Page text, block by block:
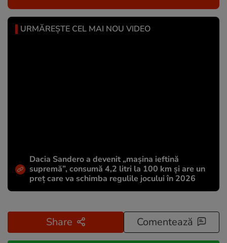
URMĂREȘTE CEL MAI NOU VIDEO
Dacia Sandero a devenit „mașina ieftină
supremă”, consumă 4,2 litri la 100 km și are un
preț care va schimba regulile jocului în 2026
Share Comentează